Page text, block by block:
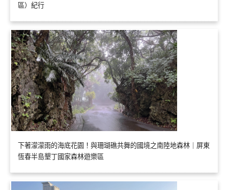
區）紀行
下著濛濛雨的海底花園！與珊瑚礁共舞的國境之南陸地森林｜屏東
恆春半島墾丁國家森林遊樂區